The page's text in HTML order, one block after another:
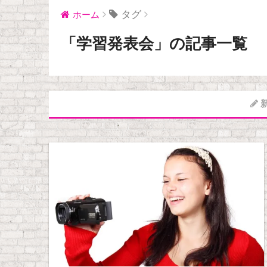
ホーム タグ
「学習発表会」の記事一覧